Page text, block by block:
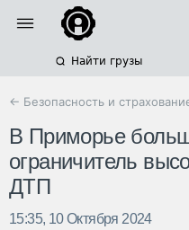
Найти грузы
← Безопасность и
В Приморье
ограничитель
ДТП
15:35, 10 Октября 2024